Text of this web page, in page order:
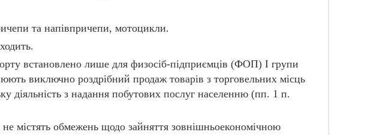
та напівпричепи, мотоцикли.
встановлено лише для физосіб-підприємців (ФОП) І групи
виключно роздрібний продаж товарів з торговельних місць
діяльність з надання побутових послуг населенню (пп. 1 п.
містять обмежень щодо зайняття зовнішньоекономічною